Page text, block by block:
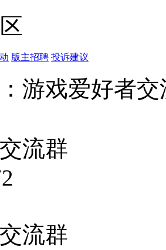
版主招聘 投诉建议
游戏爱好者交
流群
流群